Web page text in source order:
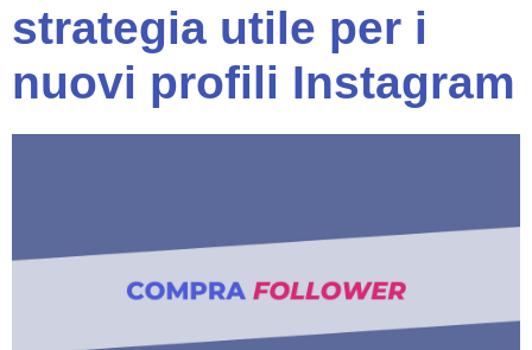
strategia utile per i
nuovi profili Instagram